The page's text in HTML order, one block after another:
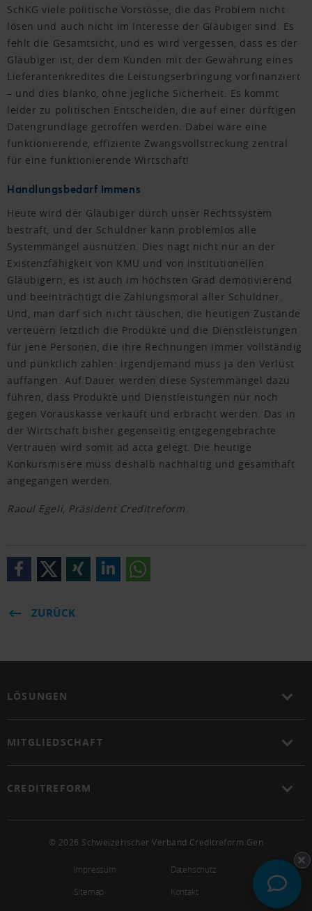
SchKG viele politische Vorstösse, die das Problem nicht
lösen und auch nicht im Interesse der Gläubiger sind. Es
fehlt die Gesamtsicht, und es wird vergessen, dass es der
Gläubiger ist, der dem Kunden mit der Gewährung eines
Lieferantenkredites die Leistungserbringung vorfinanziert
– und dies blanko, ohne jegliche Sicherheit. Es kommt
leider zu politischen Entscheiden, die auf einer dürftigen
Datengrundlage getroffen werden. Dabei wäre eine
funktionierende, effiziente Zwangsvollstreckung zentral
für eine funktionierende Wirtschaft!
Handlungsbedarf immens
Heute wird der Gläubiger durch unser Rechtssystem
bestraft, und der Schuldner kann problemlos alle
Systemmängel ausnützen. Dies nagt nicht nur an der
Existenzfähigkeit von KMU und von institutionellen
Gläubigern, es ist auch im höchsten Grad demotivierend
und beeinträchtigt die Zahlungsmoral aller Schuldner.
Und, man darf sich nicht täuschen, die heutigen Zustände
verteuern letztlich die Produkte und die Dienstleistungen
für jene Personen, die ihre Rechnungen immer vollständig
und pünktlich zahlen: irgendjemand muss ja den Verlust
auffangen. Auf Dauer werden diese Systemmängel dazu
führen, dass Produkte und Dienstleistungen nur noch
gegen Vorauskasse verkauft und erbracht werden. Das in
der Wirtschaft bisher gegenseitig entgegengebrachte
Vertrauen wird somit ad acta gelegt. Die heutige
Konkursmisere muss deshalb nachhaltig und gesamthaft
angegangen werden.
Raoul Egeli, Präsident Creditreform
ZURÜCK
LÖSUNGEN
MITGLIEDSCHAFT
CREDITREFORM
© 2026 Schweizerischer Verband Creditreform Gen
Impressum
Datenschutz
Sitemap
Kontakt